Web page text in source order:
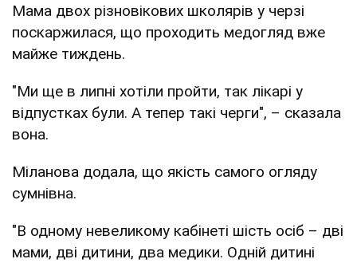
Мама двох різновікових школярів у черзі
поскаржилася, що проходить медогляд вже
майже тиждень.
"Ми ще в липні хотіли пройти, так лікарі у
відпустках були. А тепер такі черги", – сказала
вона.
Міланова додала, що якість самого огляду
сумнівна.
"В одному невеликому кабінеті шість осіб – дві
мами, дві дитини, два медики. Одній дитині